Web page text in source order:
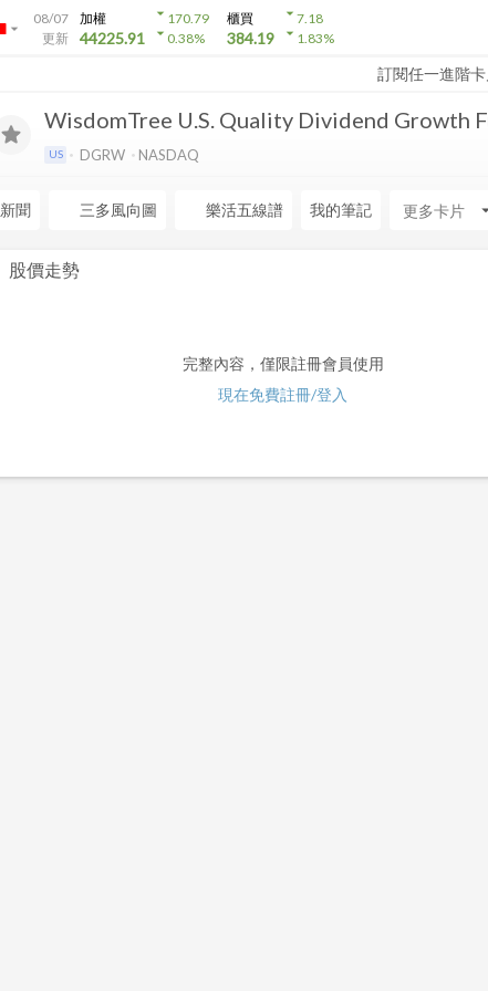
arrow_drop_down
08/07
更新
加權
44225.91
arrow_drop_down170.79
arrow_drop_down0.38%
櫃買
384.19
arrow_drop_down7.18
arrow_drop_down1.83%
訂閱任一進階
WisdomTree U.S. Quality Dividend Growth
US DGRW NASDAQ
新聞 三多風向圖 樂活五線譜 我的筆記
股價走勢
完整內容，僅限註冊會員使用
現在免費註冊/登入